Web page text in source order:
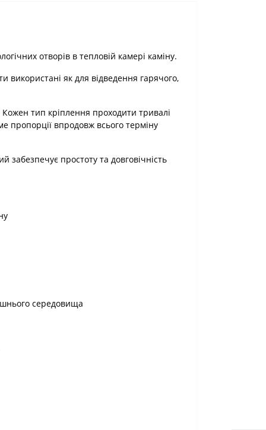
отворів в тепловій камері каміну.
використані як для відведення гарячого,
тип кріплення проходити тривалі
пропорції впродовж всього терміну
простоту та довговічність
середовища